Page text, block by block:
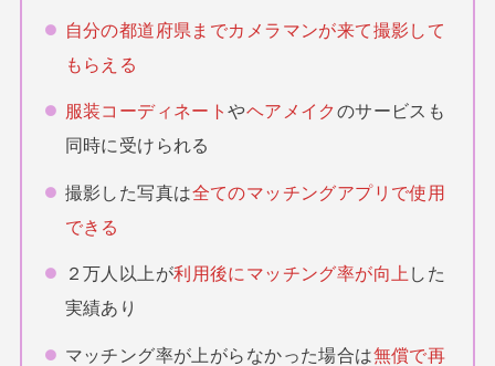
自分の都道府県までカメラマンが来て撮影して
もらえる
服装コーディネートやヘアメイク のサービスも
同時に受けられる
撮影した写真は全てのマッチングアプリで使用
できる
２万人以上が利用後にマッチング率が向上 した
実績あり
マッチング率が上がらなかった場合は無償で再